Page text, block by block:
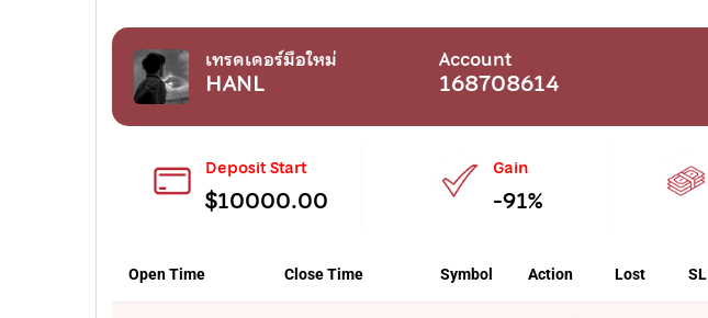
เทรดเดอร์มือใหม่
HANL
Account
168708614
Deposit Start
$10000.00
Gain
-91%
Open Time Close Time Symbol Action Lost SL